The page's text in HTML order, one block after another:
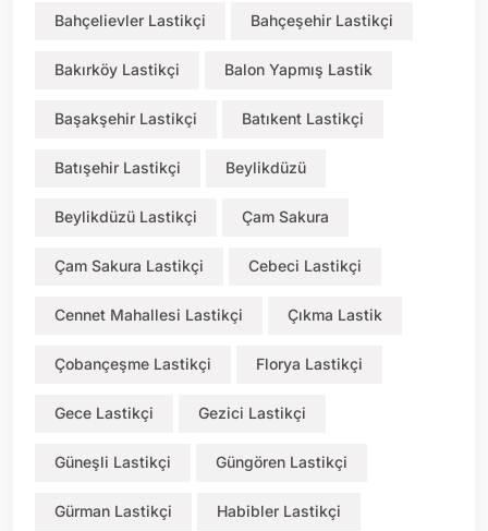
Bahçelievler Lastikçi Bahçeşehir Lastikçi
Bakırköy Lastikçi Balon Yapmış Lastik
Başakşehir Lastikçi Batıkent Lastikçi
Batışehir Lastikçi Beylikdüzü
Beylikdüzü Lastikçi Çam Sakura
Çam Sakura Lastikçi Cebeci Lastikçi
Cennet Mahallesi Lastikçi Çıkma Lastik
Çobançeşme Lastikçi Florya Lastikçi
Gece Lastikçi Gezici Lastikçi
Güneşli Lastikçi Güngören Lastikçi
Gürman Lastikçi Habibler Lastikçi